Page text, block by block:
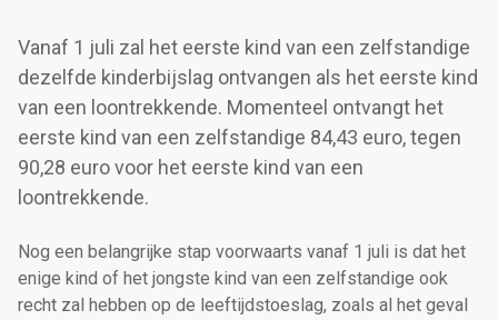
Vanaf 1 juli zal het eerste kind van een zelfstandige
dezelfde kinderbijslag ontvangen als het eerste kind
van een loontrekkende. Momenteel ontvangt het
eerste kind van een zelfstandige 84,43 euro, tegen
90,28 euro voor het eerste kind van een
loontrekkende.
Nog een belangrijke stap voorwaarts vanaf 1 juli is dat het
enige kind of het jongste kind van een zelfstandige ook
recht zal hebben op de leeftijdstoeslag, zoals al het geval